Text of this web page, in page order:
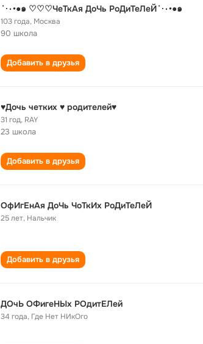
˙·٠•●๑ ♡♡♡ЧеТкАя ДоЧь РоДиТеЛеЙ˙·٠•●๑
103 года, Москва
90 школа
Добавить в друзья
♥Дочь четких ♥ родителей♥
31 год, RAY
23 школа
Добавить в друзья
ОфИгЕнАя ДоЧь ЧоТкИх РоДиТеЛеЙ
25 лет, Нальчик
Добавить в друзья
ДОчЬ ОФигеНЫх РОдитЕЛей
34 года, Где Нет НИкОго